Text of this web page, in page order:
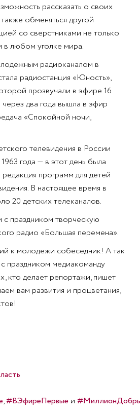
рассказать о своих
обменяться другой
со сверстниками не только
в любом уголке мира.
радиоканалом в
радиостанция «Юность»,
прозвучали в эфире 16
через два года вышла в эфир
«Спокойной ночи,
телевидения в России
1963 года — в этот день была
программ для детей
В настоящее время в
20 детских телеканалов.
праздником творческую
радио «Большая перемена».
к молодежи собеседник! А так
праздником медиакоманду
кто делает репортажи, пишет
вам развития и процветания,
,#ВЭфиреПервые и